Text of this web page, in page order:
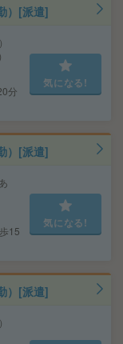
）[派遣]
分
気になる!
）[派遣]
15
気になる!
）[派遣]